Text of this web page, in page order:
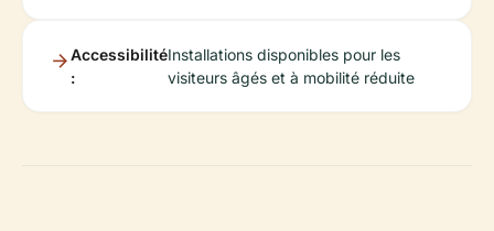
Accessibilité
:
Installations disponibles pour les
visiteurs âgés et à mobilité réduite